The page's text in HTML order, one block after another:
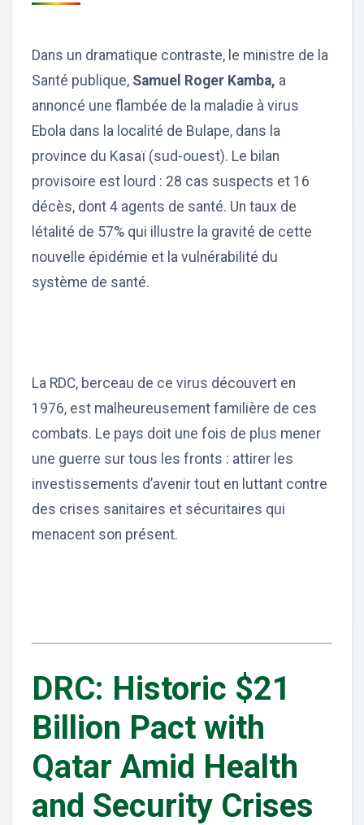
Dans un dramatique contraste, le ministre de la
Santé publique, Samuel Roger Kamba, a
annoncé une flambée de la maladie à virus
Ebola dans la localité de Bulape, dans la
province du Kasaï (sud-ouest). Le bilan
provisoire est lourd : 28 cas suspects et 16
décès, dont 4 agents de santé. Un taux de
létalité de 57% qui illustre la gravité de cette
nouvelle épidémie et la vulnérabilité du
système de santé.
La RDC, berceau de ce virus découvert en
1976, est malheureusement familière de ces
combats. Le pays doit une fois de plus mener
une guerre sur tous les fronts : attirer les
investissements d’avenir tout en luttant contre
des crises sanitaires et sécuritaires qui
menacent son présent.
DRC: Historic $21
Billion Pact with
Qatar Amid Health
and Security Crises